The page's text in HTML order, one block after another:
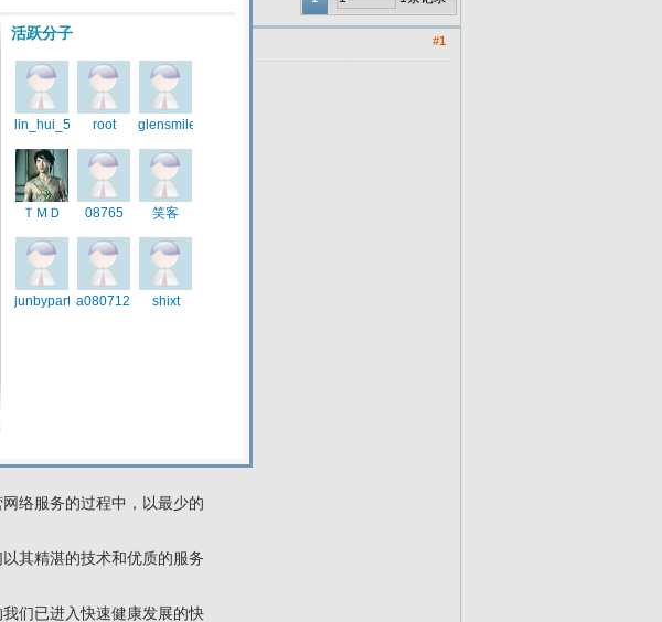
#1
店
式注册于2008年9月2日，公司
适应不同类型、不同发展阶
机、企业邮局、数据库、服
机、企业邮局、数据库等采
强保障的前提下建立自己的
年从事个人及企业网络服务
资金的优势为客户提供一流
络服务的过程中，以最少的
其精湛的技术和优质的服务
们已进入快速健康发展的快